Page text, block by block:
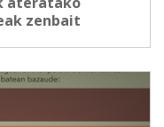
zenbait